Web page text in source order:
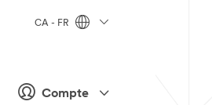
Compte
CA - FR